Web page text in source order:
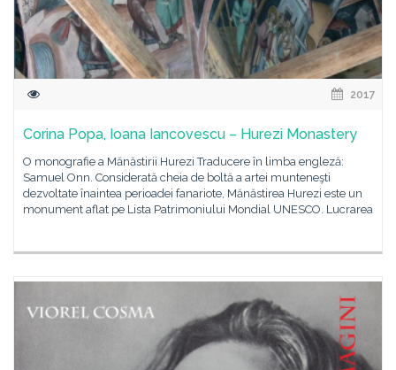
2017
Corina Popa, Ioana Iancovescu – Hurezi Monastery
O monografie a Mănăstirii Hurezi Traducere în limba engleză:
Samuel Onn. Considerată cheia de boltă a artei munteneşti
dezvoltate înaintea perioadei fanariote, Mănăstirea Hurezi este un
monument aflat pe Lista Patrimoniului Mondial UNESCO. Lucrarea